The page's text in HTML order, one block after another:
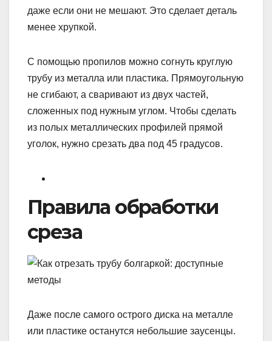
даже если они не мешают. Это сделает деталь
менее хрупкой.
С помощью пропилов можно согнуть круглую
трубу из металла или пластика. Прямоугольную
не сгибают, а сваривают из двух частей,
сложенных под нужным углом. Чтобы сделать
из полых металлических профилей прямой
уголок, нужно срезать два под 45 градусов.
Правила обработки
среза
Даже после самого острого диска на металле
или пластике останутся небольшие заусенцы.